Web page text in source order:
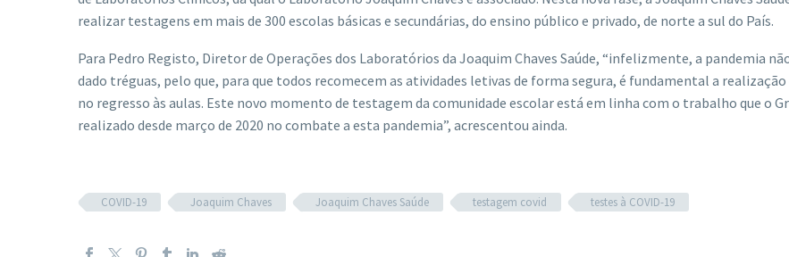
realizar testagens em mais de 300 escolas básicas e secundárias, do ensino público e privado, de norte a sul do País.
Para Pedro Registo, Diretor de Operações dos Laboratórios da Joaquim Chaves Saúde, “infelizmente, a pandemia
dado tréguas, pelo que, para que todos recomecem as atividades letivas de forma segura, é fundamental a
no regresso às aulas. Este novo momento de testagem da comunidade escolar está em linha com o trabalho que o
realizado desde março de 2020 no combate a esta pandemia”, acrescentou ainda.
COVID-19 Joaquim Chaves Joaquim Chaves Saúde testagem covid testes à COVID-19